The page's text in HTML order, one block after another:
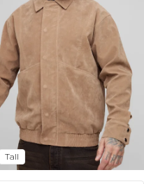
Tall